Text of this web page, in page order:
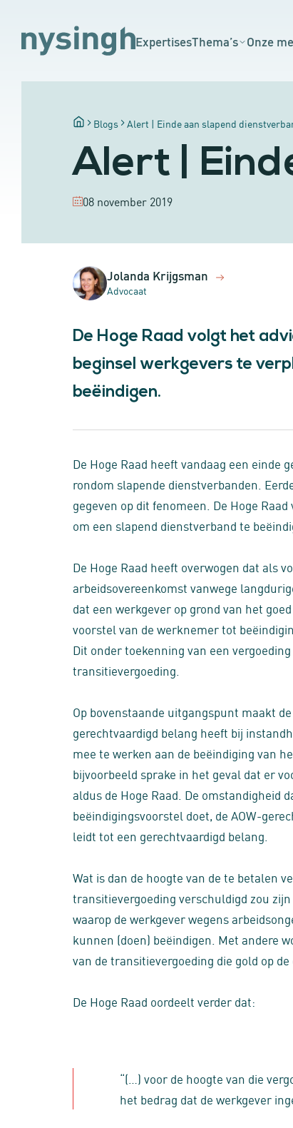
ExpertisesThema’s Onze
Blogs Alert | Einde aan slapend
Alert |
08 november 2019
Jolanda Krijgsman
Advocaat
De Hoge Raad volgt het
beginsel werkgevers te
beëindigen.
De Hoge Raad heeft vandaag een einde
rondom slapende dienstverbanden.
gegeven op dit fenomeen. De Hoge
om een slapend dienstverband te
De Hoge Raad heeft overwogen dat als
arbeidsovereenkomst vanwege
dat een werkgever op grond van het
voorstel van de werknemer tot
Dit onder toekenning van een
transitievergoeding.
Op bovenstaande uitgangspunt maakt
gerechtvaardigd belang heeft bij
mee te werken aan de beëindiging van
bijvoorbeeld sprake in het geval dat er
aldus de Hoge Raad. De omstandigheid
beëindigingsvoorstel doet, de AOW-
leidt tot een gerechtvaardigd belang.
Wat is dan de hoogte van de te betalen
transitievergoeding verschuldigd zou
waarop de werkgever wegens
kunnen (doen) beëindigen. Met andere
van de transitievergoeding die gold op
De Hoge Raad oordeelt verder dat:
“(…) voor de hoogte van die
het bedrag dat de werkgever